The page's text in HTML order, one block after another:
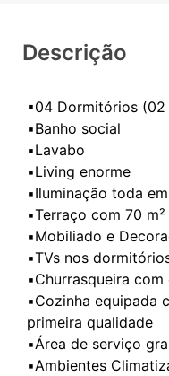
Descrição
▪04 Dormitórios (02
▪️Banho social
▪️Lavabo
▪️Living enorme
▪️Iluminação toda
▪️Terraço com 70 m²
▪️Mobiliado e
▪️TVs nos
▪️Churrasqueira com
▪️Cozinha equipada
primeira qualidade
▪️Área de serviço
▪️Ambientes